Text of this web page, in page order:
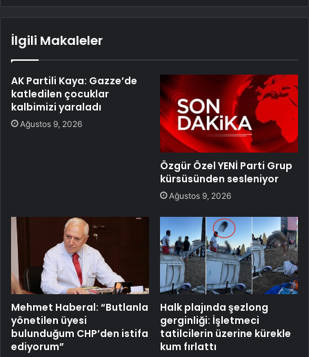
İlgili Makaleler
AK Partili Kaya: Gazze’de
katledilen çocuklar
kalbimizi yaraladı
Ağustos 9, 2026
Özgür Özel YENİ Parti Grup
kürsüsünden sesleniyor
Ağustos 9, 2026
Mehmet Haberal: “Butlanla
yönetilen üyesi
bulunduğum CHP’den istifa
ediyorum”
Halk plajında şezlong
gerginliği: İşletmeci
tatilcilerin üzerine kürekle
kum fırlattı